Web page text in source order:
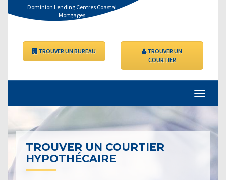
Dominion Lending Centres Coastal
Mortgages
TROUVER UN BUREAU
TROUVER UN
COURTIER
TROUVER UN COURTIER
HYPOTHÉCAIRE